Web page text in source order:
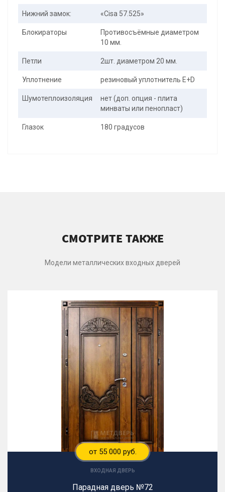
Нижний замок: «Cisa 57.525»
Блокираторы
Противосъёмные диаметром
10 мм.
Петли 2шт. диаметром 20 мм.
Уплотнение резиновый уплотнитель E+D
Шумотеплоизоляция
нет (доп. опция - плита
минваты или пенопласт)
Глазок 180 градусов
СМОТРИТЕ ТАКЖЕ
Модели металлических входных дверей
от 55 000 руб.
ВХОДНАЯ ДВЕРЬ
Парадная дверь №72